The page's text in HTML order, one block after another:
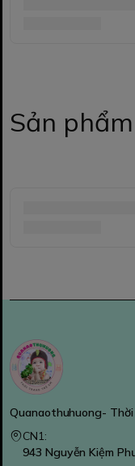
Sản
Quanaothuhuong-
CN1:
943 Nguyễn Kiệm